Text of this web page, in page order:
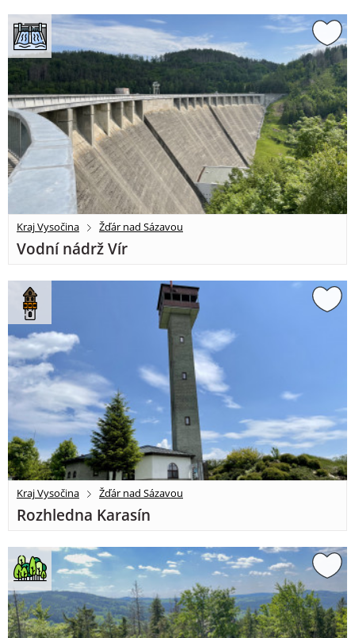
Kraj Vysočina Žďár nad Sázavou
Vodní nádrž Vír
Kraj Vysočina Žďár nad Sázavou
Rozhledna Karasín